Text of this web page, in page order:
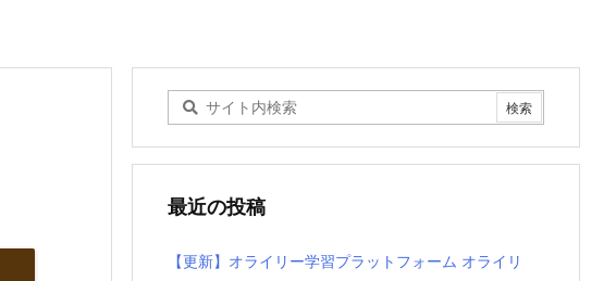
最近の投稿
【更新】オライリー学習プラットフォーム オライリ